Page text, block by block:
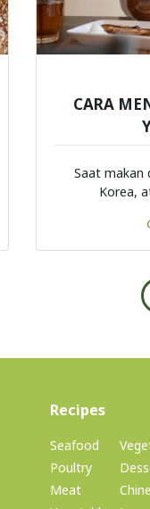
CARA
Saat makan
Korea,
Recipes
Seafood
Poultry
Meat